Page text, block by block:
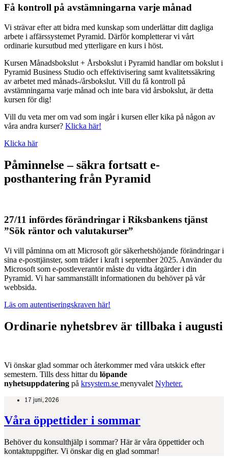
Få kontroll på avstämningarna varje månad
Vi strävar efter att bidra med kunskap som underlättar ditt dagliga
arbete i affärssystemet Pyramid. Därför kompletterar vi vårt
ordinarie kursutbud med ytterligare en kurs i höst.
Kursen Månadsbokslut + Årsbokslut i Pyramid handlar om bokslut i
Pyramid Business Studio och effektivisering samt kvalitetssäkring
av arbetet med månads-/årsbokslut. Vill du få kontroll på
avstämningarna varje månad och inte bara vid årsbokslut, är detta
kursen för dig!
Vill du veta mer om vad som ingår i kursen eller kika på någon av
våra andra kurser? Klicka här!
Klicka här
Påminnelse – säkra fortsatt e-
posthantering från Pyramid
27/11 infördes förändringar i Riksbankens tjänst
”Sök räntor och valutakurser”
Vi vill påminna om att Microsoft gör säkerhetshöjande förändringar i
sina e-posttjänster, som träder i kraft i september 2025. Använder du
Microsoft som e-postleverantör måste du vidta åtgärder i din
Pyramid. Vi har sammanställt informationen du behöver på vår
webbsida.
Läs om autentiseringskraven här!
Ordinarie nyhetsbrev är tillbaka i augusti
Vi önskar glad sommar och återkommer med våra utskick efter
semestern. Tills dess hittar du löpande
nyhetsuppdatering på krsystem.se menyvalet Nyheter.
17 juni, 2026
Våra öppettider i sommar
Behöver du konsulthjälp i sommar? Här är våra öppettider och
kontaktuppgifter. Vi önskar dig en glad sommar!